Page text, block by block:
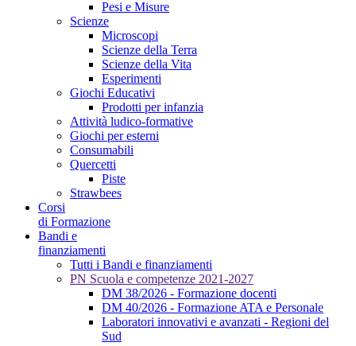
Pesi e Misure
Scienze
Microscopi
Scienze della Terra
Scienze della Vita
Esperimenti
Giochi Educativi
Prodotti per infanzia
Attività ludico-formative
Giochi per esterni
Consumabili
Quercetti
Piste
Strawbees
Corsi
di Formazione
Bandi e
finanziamenti
Tutti i Bandi e finanziamenti
PN Scuola e competenze 2021-2027
DM 38/2026 - Formazione docenti
DM 40/2026 - Formazione ATA e Personale
Laboratori innovativi e avanzati - Regioni del
Sud